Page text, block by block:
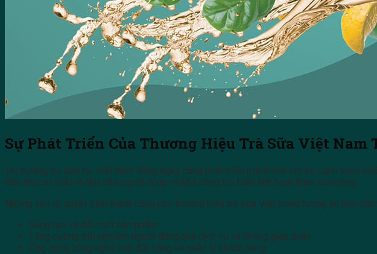
Sự Phát Triển Của Thương Hiệu Trà Sữa Việt Nam
Thị trường trà sữa tại Việt Nam đang ngày càng phát triển mạnh mẽ với sự cạnh tranh
đầu nhờ sự hiểu rõ nhu cầu người dùng và khả năng tùy biến linh hoạt theo xu hướng.
Những yếu tố quyết định thành công cho thương hiệu trà sữa Việt trong tương lai bao
Sáng tạo và đổi mới sản phẩm
Tăng cường trải nghiệm người dùng qua dịch vụ và không gian quán
Ứng dụng công nghệ vào đặt hàng và quản lý khách hàng